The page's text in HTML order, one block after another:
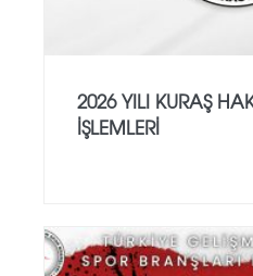
2026 YILI KURAŞ
İŞLEMLERİ